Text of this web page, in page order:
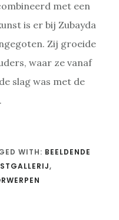
met een
is er bij Zubayda
Zij groeide
waar ze vanaf
slag was met de
WITH: BEELDENDE
,